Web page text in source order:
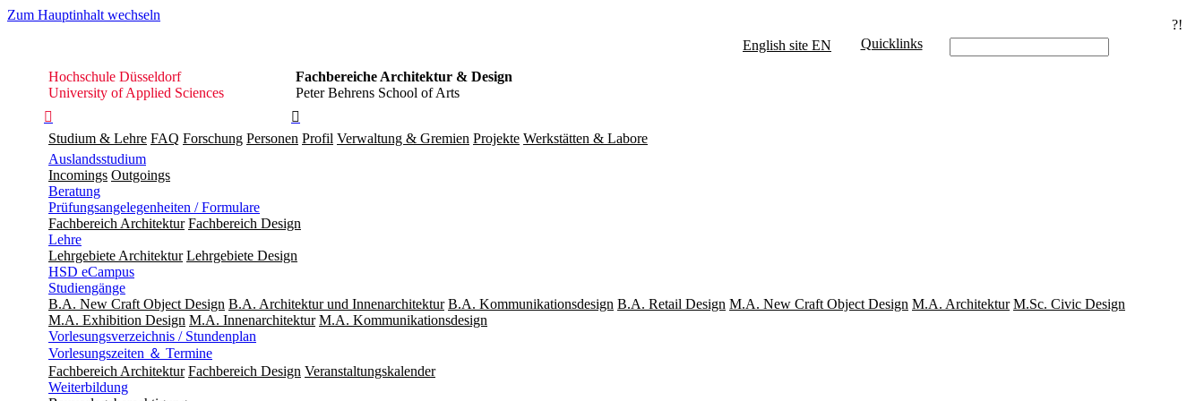
Zum Hauptinhalt wechseln
?!
Hochschule
Düsseldorf
Hochschule Düsseldorf
University of Applied Sciences
Fachbereiche Architektur & Design
Peter Behrens School of Arts


English site EN Quicklinks
Studium & Lehre FAQ Forschung Personen Profil Verwaltung & Gremien Projekte Werkstätten & Labore
Auslandsstudium
Incomings Outgoings
Beratung
Prüfungsangelegenheiten / Formulare
Fachbereich Architektur Fachbereich Design
Lehre
Lehrgebiete Architektur Lehrgebiete Design
HSD eCampus
Studiengänge
B.A. New Craft Object Design B.A. Architektur und Innenarchitektur B.A. Kommunikationsdesign B.A. Retail Design M.A. New Craft Object Design M.A. Architektur M.Sc. Civic Design
M.A. Exhibition Design M.A. Innenarchitektur M.A. Kommunikationsdesign
Vorlesungsverzeichnis / Stundenplan
Vorlesungszeiten ＆ Termine
Fachbereich Architektur Fachbereich Design Veranstaltungskalender
Weiterbildung